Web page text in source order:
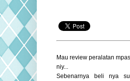
Mau review peralatan
niy...
Sebenarnya beli nya